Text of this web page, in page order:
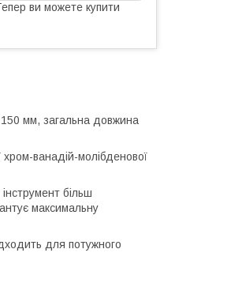
ви можете купити
мм, загальна довжина
ванадій-молібденової
більш
максимальну
для потужного